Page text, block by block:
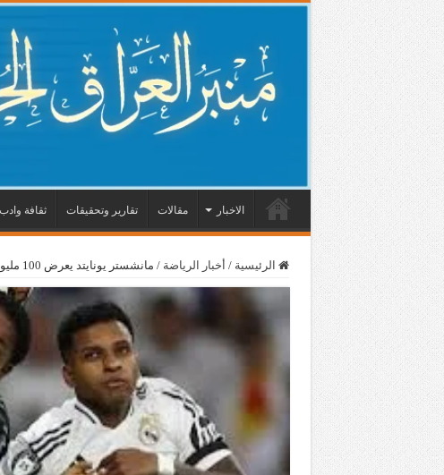
الاخبار مقالات تقارير وتحقيقات ثقافة وادب
الرئيسية / أخبار الرياضة / مانشستر يونايتد يعرض 100 مليون لضم نجم ريال مدريد